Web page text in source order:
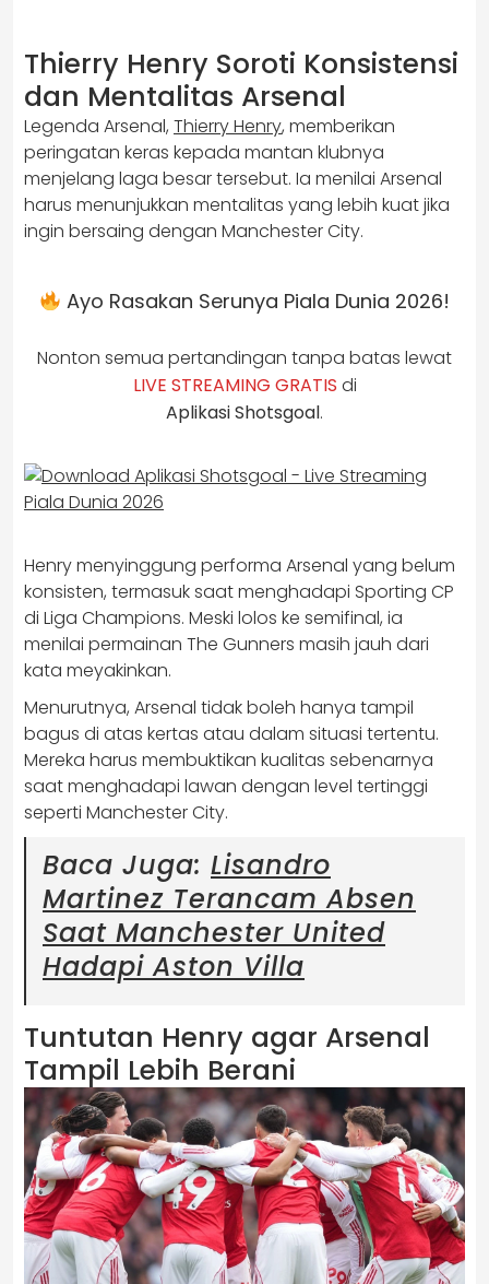
Thierry Henry Soroti Konsistensi
dan Mentalitas Arsenal
Legenda Arsenal, Thierry Henry, memberikan
peringatan keras kepada mantan klubnya
menjelang laga besar tersebut. Ia menilai Arsenal
harus menunjukkan mentalitas yang lebih kuat jika
ingin bersaing dengan Manchester City.
Ayo Rasakan Serunya Piala Dunia 2026!
Nonton semua pertandingan tanpa batas lewat
LIVE STREAMING GRATIS di
Aplikasi Shotsgoal.
Henry menyinggung performa Arsenal yang belum
konsisten, termasuk saat menghadapi Sporting CP
di Liga Champions. Meski lolos ke semifinal, ia
menilai permainan The Gunners masih jauh dari
kata meyakinkan.
Menurutnya, Arsenal tidak boleh hanya tampil
bagus di atas kertas atau dalam situasi tertentu.
Mereka harus membuktikan kualitas sebenarnya
saat menghadapi lawan dengan level tertinggi
seperti Manchester City.
Baca Juga: Lisandro
Martinez Terancam Absen
Saat Manchester United
Hadapi Aston Villa
Tuntutan Henry agar Arsenal
Tampil Lebih Berani